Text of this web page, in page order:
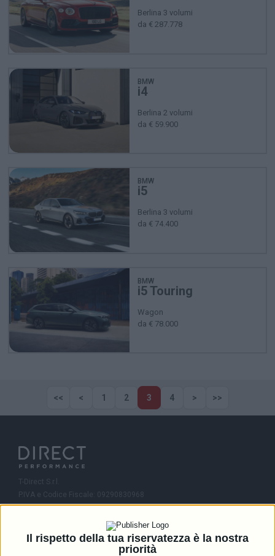
Il rispetto della tua riservatezza è la nostra
priorità
Berlina 3 volumi
da € 287.778
BMW
i4
Berlina 2 volumi
da € 59.900
BMW
i5
Berlina 3 volumi
da € 74.400
BMW
i5 Touring
Wagon
da € 78.000
<< < 1 2 3 4 > >>
T-Direct S.r.l.
P.IVA e Codice Fiscale: 09290830968
R.E.A.: MI-2081245
Capitale Sociale: 46.336,00 i.v.
Contatti